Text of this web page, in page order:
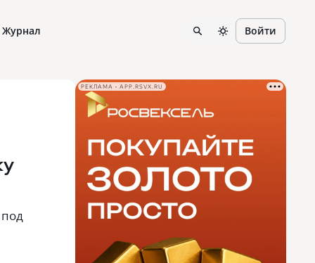
Журнал Войти
РЕКЛАМА • APP.RSVX.RU